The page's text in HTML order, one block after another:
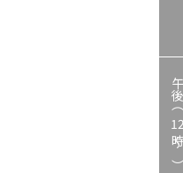
午後（
12
時～）